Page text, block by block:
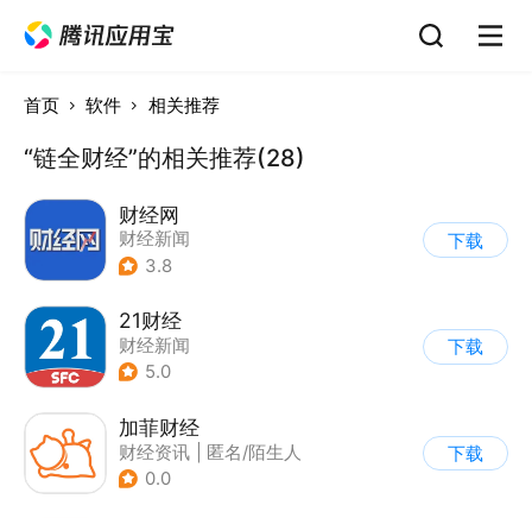
首页 软件 相关推荐
“链全财经”的相关推荐(28)
财经网
财经新闻
3.8
下载
21财经
财经新闻
5.0
下载
加菲财经
财经资讯
匿名/陌生人
0.0
下载